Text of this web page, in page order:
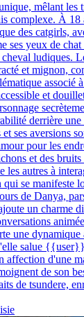
mêlant les
complexe. À
des catgirls,
ses yeux de
ludiques.
et mignon,
associé
et
derrière une
ses aversions
pour les
et des
les autres à
se manifeste
de Danya,
un charme
une
salue
affection d'une
de son
de tsundere,